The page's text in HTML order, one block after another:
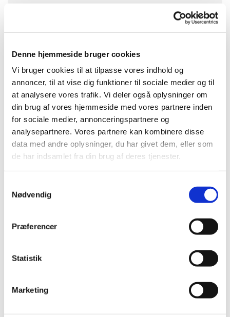
Denne hjemmeside bruger cookies
Vi bruger cookies til at tilpasse vores indhold og
annoncer, til at vise dig funktioner til sociale medier og til
at analysere vores trafik. Vi deler også oplysninger om
din brug af vores hjemmeside med vores partnere inden
for sociale medier, annonceringspartnere og
analysepartnere. Vores partnere kan kombinere disse
data med andre oplysninger, du har givet dem, eller som
de har indsamlet fra din brug af deres tjenester.
Nødvendig
Præferencer
Statistik
Marketing
Fædre og deres børn i alderen 0-5 år mødes i ”Fars
samvær med andre fædre og børn, og man kan få gode
råd fra Sundhedsplejen. Det er sundhedsplejerskerne i
Frederikssund Kommune, der er ansvarlig for
arrangementet.
Her kan du læse mere